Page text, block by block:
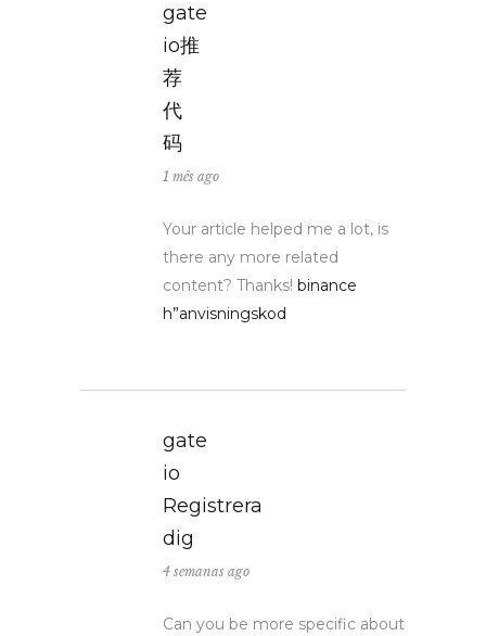
gate
io推
荐
代
码
1 mês ago
Your article helped me a lot, is
there any more related
content? Thanks! binance
h”anvisningskod
gate
io
Registrera
dig
4 semanas ago
Can you be more specific about